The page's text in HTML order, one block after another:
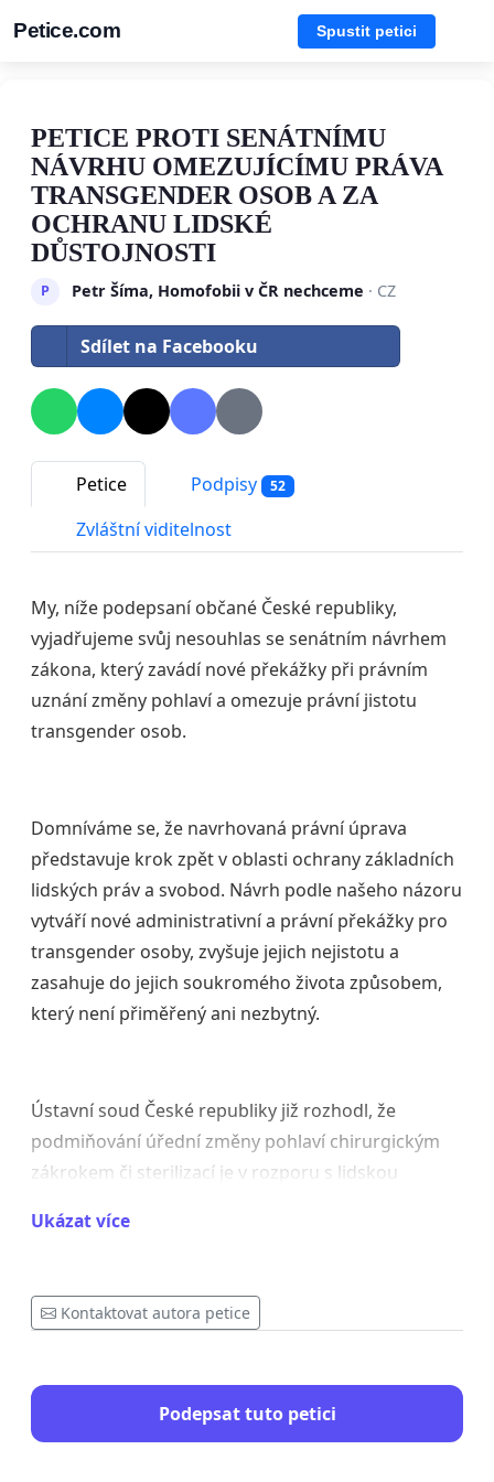
Petice.com Spustit petici
PETICE PROTI SENÁTNÍMU
NÁVRHU OMEZUJÍCÍMU PRÁVA
TRANSGENDER OSOB A ZA
OCHRANU LIDSKÉ
DŮSTOJNOSTI
P Petr Šíma, Homofobii v ČR nechceme · CZ
Sdílet na Facebooku
Petice Podpisy 52
Zvláštní viditelnost
My, níže podepsaní občané České republiky,
vyjadřujeme svůj nesouhlas se senátním návrhem
zákona, který zavádí nové překážky při právním
uznání změny pohlaví a omezuje právní jistotu
transgender osob.
Domníváme se, že navrhovaná právní úprava
představuje krok zpět v oblasti ochrany základních
lidských práv a svobod. Návrh podle našeho názoru
vytváří nové administrativní a právní překážky pro
transgender osoby, zvyšuje jejich nejistotu a
zasahuje do jejich soukromého života způsobem,
který není přiměřený ani nezbytný.
Ústavní soud České republiky již rozhodl, že
podmiňování úřední změny pohlaví chirurgickým
zákrokem či sterilizací je v rozporu s lidskou
přesvědčeni, že budoucí legislativa by měla toto
překážky a omezení.
Transgender lidé jsou plnoprávnými občany České
republiky. Stejně jako ostatní mají právo na
Ukázat více
Kontaktovat autora petice
Podepsat tuto petici